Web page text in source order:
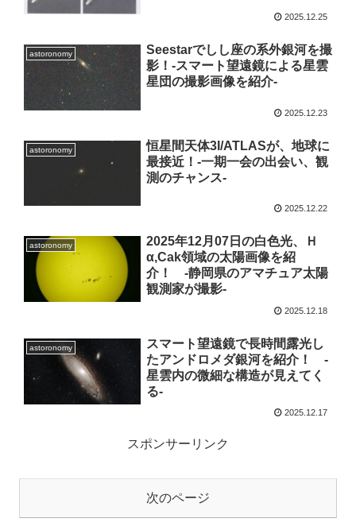
2025.12.25
astoronomy
Seestarでしし座の系外銀河を撮
影！-スマート望遠鏡による星雲
星団の撮影画像を紹介-
2025.12.23
astoronomy
恒星間天体3I/ATLASが、地球に
最接近！-一期一会の出会い、観
測のチャンス-
2025.12.22
astoronomy
2025年12月07日の白色光、Ｈ
α,Cak領域の太陽画像を紹
介！ -静岡県のアマチュア太陽
観測家が撮影-
2025.12.18
astoronomy
スマート望遠鏡で長時間露光し
たアンドロメダ銀河を紹介！ -
星雲内の微細な構造が見えてく
る-
2025.12.17
スポンサーリンク
次のページ